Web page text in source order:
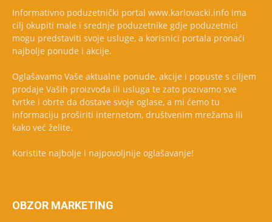
Informativno poduzetnički portal www.karlovacki.info ima
cilj okupiti male i srednje poduzetnike gdje poduzetnici
mogu predstaviti svoje usluge, a korisnici portala pronaći
najbolje ponude i akcije.
Oglašavamo Vaše aktualne ponude, akcije i popuste s ciljem
prodaje Vaših proizvoda ili usluga te zato pozivamo sve
tvrtke i obrte da dostave svoje oglase, a mi ćemo tu
informaciju proširiti internetom, društvenim mrežama ili
kako već želite.
Koristite najbolje i najpovoljnije oglašavanje!
OBZOR MARKETING